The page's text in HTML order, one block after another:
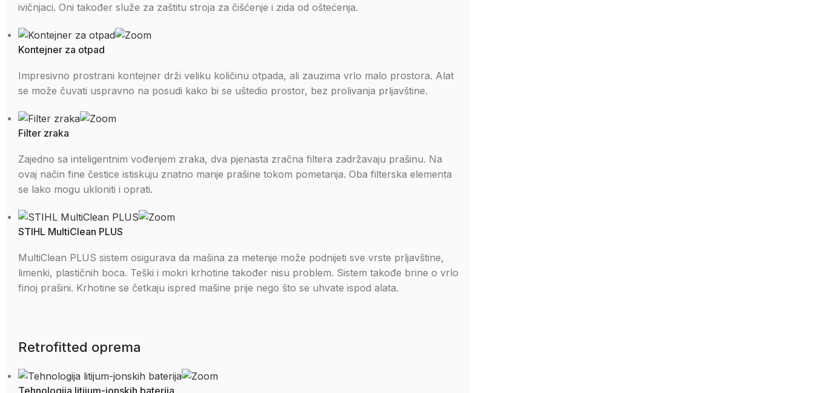
ivičnjaci. Oni također služe za zaštitu stroja za čišćenje i zida od oštećenja.
Kontejner za otpad
Impresivno prostrani kontejner drži veliku količinu otpada, ali zauzima vrlo malo prostora. Alat
se može čuvati uspravno na posudi kako bi se uštedio prostor, bez prolivanja prljavštine.
Filter zraka
Zajedno sa inteligentnim vođenjem zraka, dva pjenasta zračna filtera zadržavaju prašinu. Na
ovaj način fine čestice istiskuju znatno manje prašine tokom pometanja. Oba filterska elementa
se lako mogu ukloniti i oprati.
STIHL MultiClean PLUS
MultiClean PLUS sistem osigurava da mašina za metenje može podnijeti sve vrste prljavštine,
limenki, plastičnih boca. Teški i mokri krhotine također nisu problem. Sistem takođe brine o vrlo
finoj prašini. Krhotine se četkaju ispred mašine prije nego što se uhvate ispod alata.
Retrofitted oprema